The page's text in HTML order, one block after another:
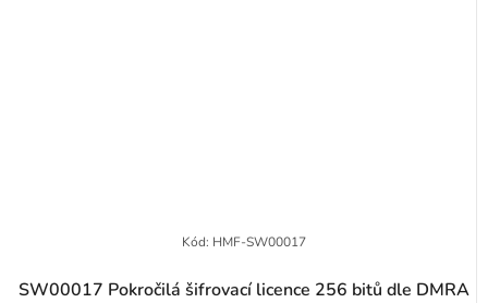
SW00017 Pokročilá šifrovací licence 256 bitů dle DMRA
Kód: HMF-SW00017